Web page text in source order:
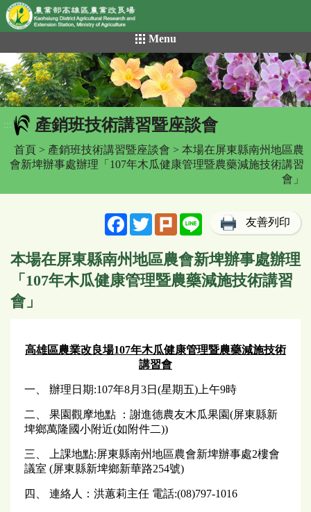
網頁置頂
到
主
要
內
容
區
Menu
::: 產銷班技術講習暨座談會
首頁 > 產銷班技術講習暨座談會 > 本場在屏東縣南州地區農
會新埤辦事處辦理「107年木瓜健康管理暨農藥減施技術講習
會」
FacebookTwitterPlurk Line 友善列印
本場在屏東縣南州地區農會新埤辦事處辦理
「107年木瓜健康管理暨農藥減施技術講習
會」
高雄區農業改良場107年木瓜健康管理暨農藥減施技術
講習會
一、 辦理日期:107年8月3日(星期五)上午9時
二、 果園觀摩地點 ：謝進德農友木瓜果園(屏東縣新
埤鄉萬隆國小附近(如附件二))
三、 上課地點:屏東縣南州地區農會新埤辦事處2樓會
議室 (屏東縣新埤鄉新華路254號)
四、 連絡人：洪蕙莉主任 電話:(08)797-1016